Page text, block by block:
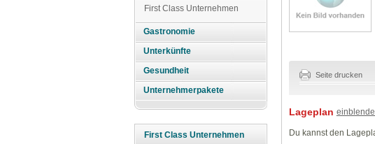
First Class Unternehmen
Gastronomie
Unterkünfte
Gesundheit
Unternehmerpakete
First Class Unternehmen
Seite drucken
Lageplan
Du kannst den